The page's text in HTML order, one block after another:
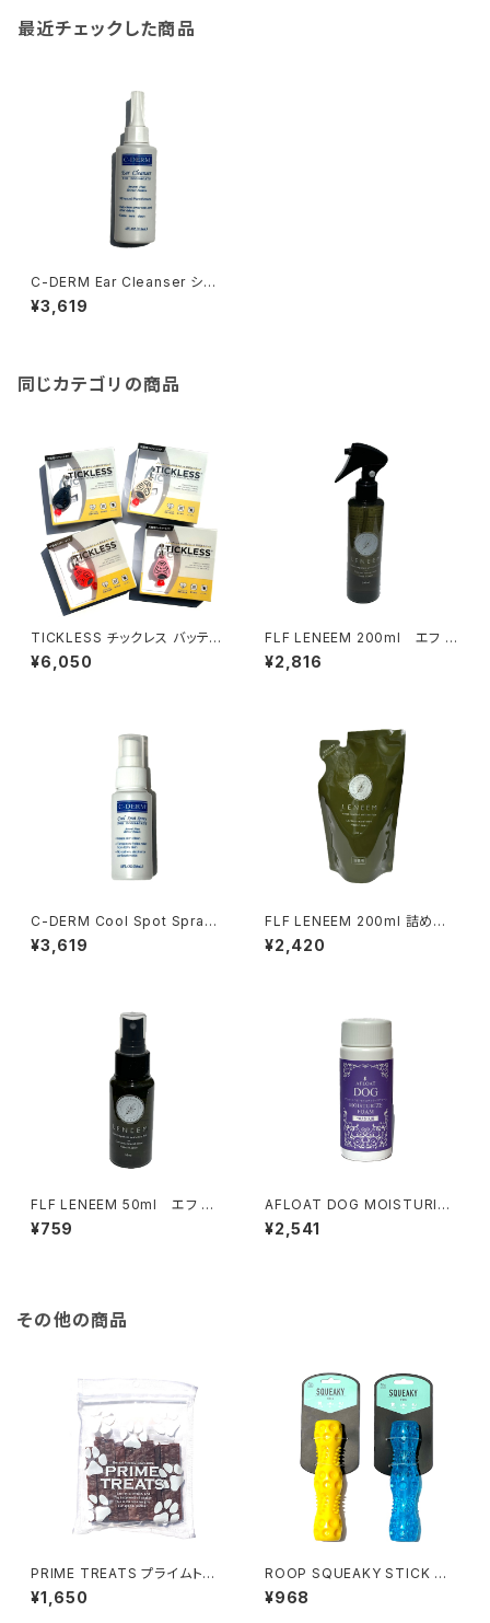
最近チェックした商品
C-DERM Ear Cleanser シー
ディーム イヤー クレンザー
¥3,619
同じカテゴリの商品
TICKLESS チックレス バッテリ
ータイプ 電池使い切りタイプ
¥6,050
FLF LENEEM 200ml エフ エ
ル エフ レニーム スプレー
¥2,816
C-DERM Cool Spot Spray
シーディーム クール スポッツ
スプレー
¥3,619
FLF LENEEM 200ml 詰め替
え エフ エル エフ レニーム
¥2,420
FLF LENEEM 50ml エフ エ
ル エフ レニーム スプレー
¥759
AFLOAT DOG MOISTURIZE
FOAM アフロート ドッグ モイ
スチャライズ フォーム つけ替え
¥2,541
その他の商品
PRIME TREATS プライムトリ
ーツ ナチュラル ホースミート ス
ライス
¥1,650
ROOP SQUEAKY STICK
ループ スクイーキー スティック
¥968